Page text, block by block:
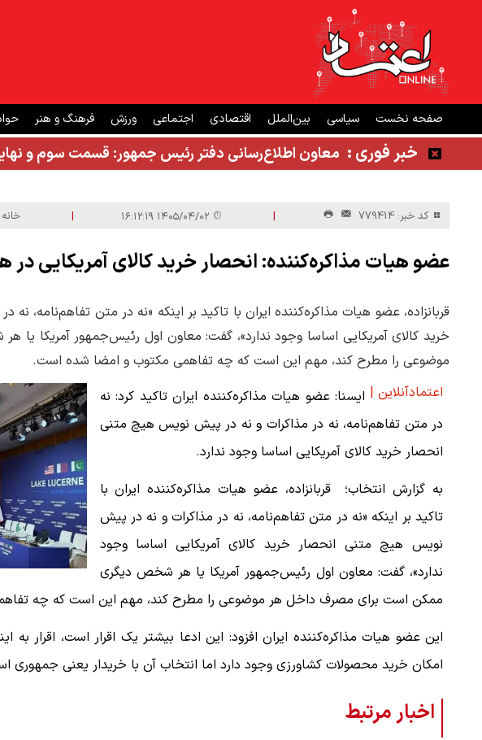
صفحه نخست سیاسی بین‌الملل اقتصادی اجتماعی ورزش فرهنگ و هنر
خبر فوری : معاون اطلاع‌رسانی دفتر رئیس جمهور: قسمت سوم و
کد خبر: 779414 | ۱۴۰۵/۰۴/۰۲ ۱۶:۱۲:۱۹ | خانه
عضو هیات مذاکره‌کننده: انحصار خرید کالای آمریکایی در
قربانزاده، عضو هیات مذاکره‌کننده ایران با تاکید بر اینکه «نه در متن
خرید کالای آمریکایی اساسا وجود ندارد»، گفت: معاون اول رئیس‌جمهور
موضوعی را مطرح کند، مهم این است که چه تفاهمی مکتوب و امضا شده است.
اعتمادآنلاین | ایسنا: عضو هیات مذاکره‌کننده ایران تاکید کرد: نه
در متن تفاهم‌نامه، نه در مذاکرات و نه در پیش نویس هیچ متنی
انحصار خرید کالای آمریکایی اساسا وجود ندارد.
به گزارش انتخاب؛ قربانزاده، عضو هیات مذاکره‌کننده ایران با
تاکید بر اینکه «نه در متن تفاهم‌نامه، نه در مذاکرات و نه در پیش
نویس هیچ متنی انحصار خرید کالای آمریکایی اساسا وجود
ندارد»، گفت: معاون اول رئیس‌جمهور آمریکا یا هر شخص دیگری
ممکن است برای مصرف داخل هر موضوعی را مطرح کند، مهم این است که چه
این عضو هیات مذاکره‌کننده ایران افزود: این ادعا بیشتر یک اقرار است، اقرار به
امکان خرید محصولات کشاورزی وجود دارد اما انتخاب آن با خریدار یعنی جمهوری
اخبار مرتبط